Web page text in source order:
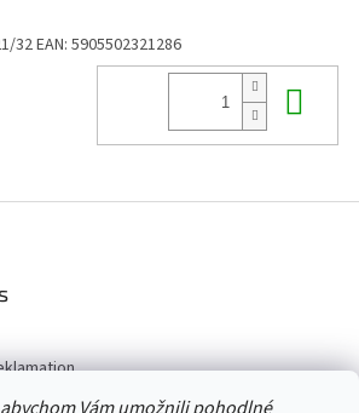
32EAN: 5905502321286